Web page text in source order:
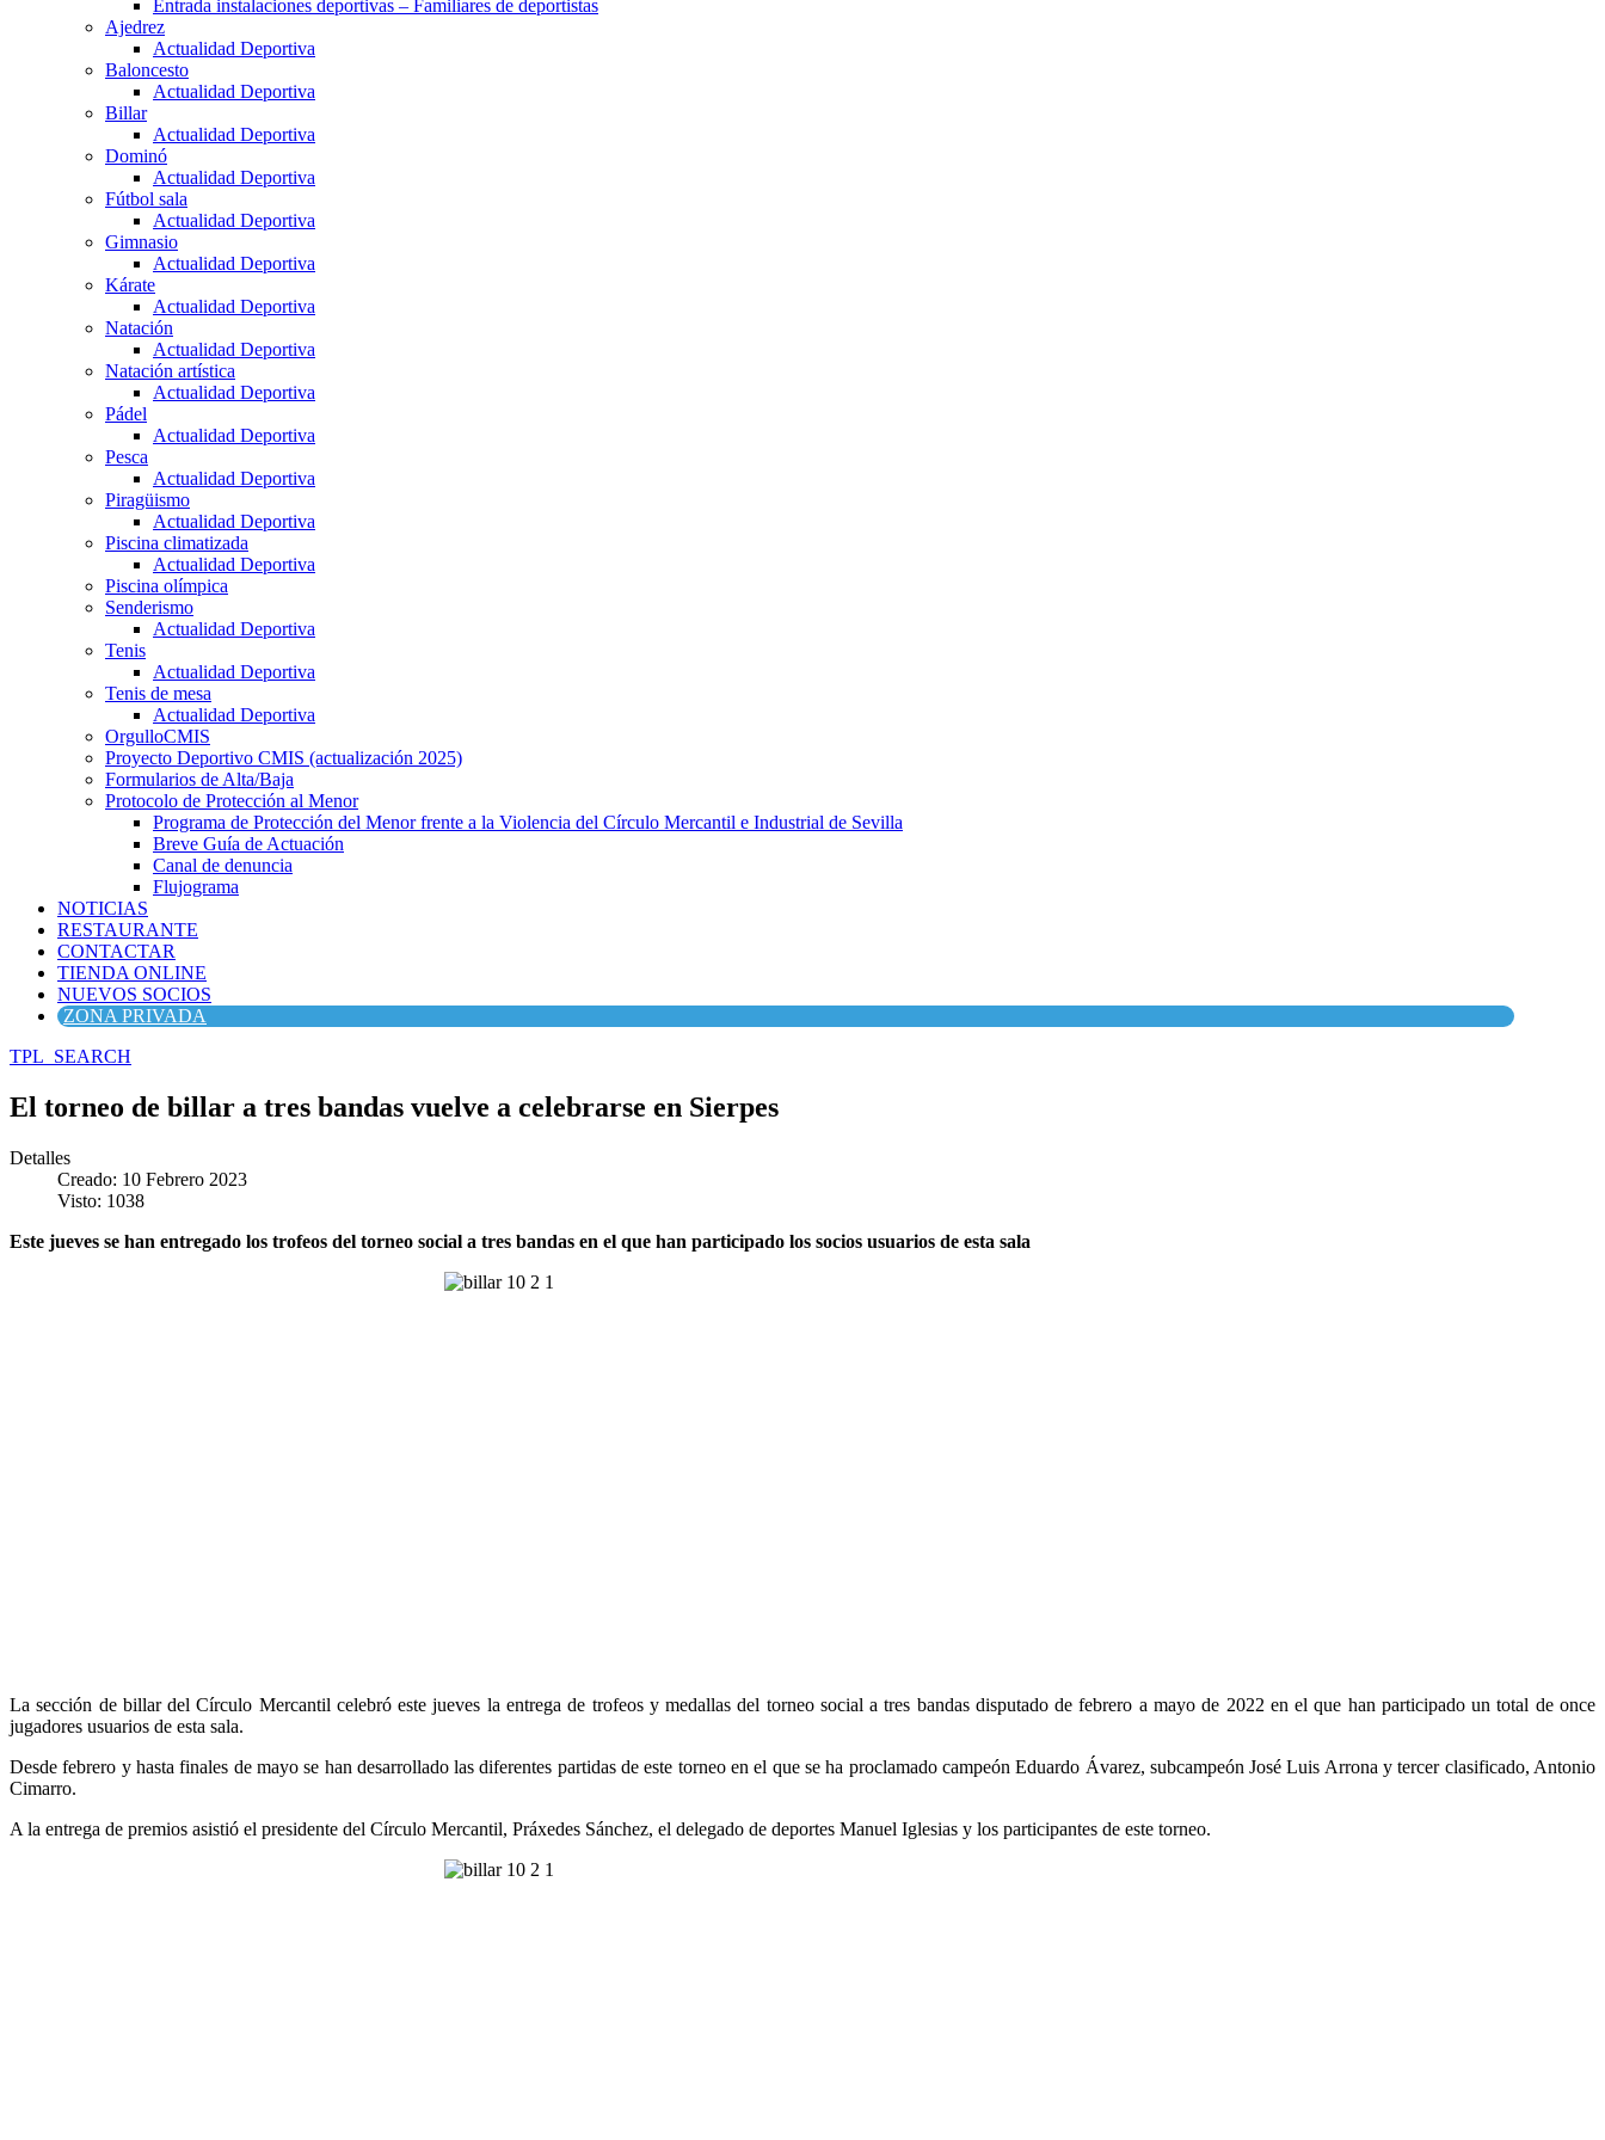
Entrada instalaciones deportivas – Familiares de deportistas
Ajedrez
Actualidad Deportiva
Baloncesto
Actualidad Deportiva
Billar
Actualidad Deportiva
Dominó
Actualidad Deportiva
Fútbol sala
Actualidad Deportiva
Gimnasio
Actualidad Deportiva
Kárate
Actualidad Deportiva
Natación
Actualidad Deportiva
Natación artística
Actualidad Deportiva
Pádel
Actualidad Deportiva
Pesca
Actualidad Deportiva
Piragüismo
Actualidad Deportiva
Piscina climatizada
Actualidad Deportiva
Piscina olímpica
Senderismo
Actualidad Deportiva
Tenis
Actualidad Deportiva
Tenis de mesa
Actualidad Deportiva
OrgulloCMIS
Proyecto Deportivo CMIS (actualización 2025)
Formularios de Alta/Baja
Protocolo de Protección al Menor
Programa de Protección del Menor frente a la Violencia del Círculo Mercantil e Industrial de Sevilla
Breve Guía de Actuación
Canal de denuncia
Flujograma
NOTICIAS
RESTAURANTE
CONTACTAR
TIENDA ONLINE
NUEVOS SOCIOS
ZONA PRIVADA
TPL_SEARCH
El torneo de billar a tres bandas vuelve a celebrarse en Sierpes
Detalles
Creado: 10 Febrero 2023
Visto: 1038
Este jueves se han entregado los trofeos del torneo social a tres bandas en el que han participado los socios usuarios de esta sala
La sección de billar del Círculo Mercantil celebró este jueves la entrega de trofeos y medallas del torneo social a tres bandas disputado de febrero a mayo de 2022 en el que han participado un total de once
jugadores usuarios de esta sala.
Desde febrero y hasta finales de mayo se han desarrollado las diferentes partidas de este torneo en el que se ha proclamado campeón Eduardo Ávarez, subcampeón José Luis Arrona y tercer clasificado, Antonio
Cimarro.
A la entrega de premios asistió el presidente del Círculo Mercantil, Práxedes Sánchez, el delegado de deportes Manuel Iglesias y los participantes de este torneo.